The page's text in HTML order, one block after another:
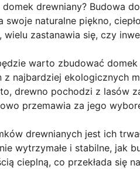
drewniany? Budowa
naturalne piękno,
zastanawia się, czy
warto zbudować
najbardziej ekologicznych
drewno pochodzi z lasów
przemawia za jego
drewnianych jest ich
wytrzymałe i stabilne, jak
cieplną, co przekłada się